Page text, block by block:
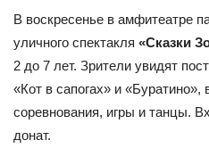
В воскресенье в амфитеатре
уличного спектакля «Сказки
2 до 7 лет. Зрители увидят
«Кот в сапогах» и «Буратино»,
соревнования, игры и танцы.
донат.